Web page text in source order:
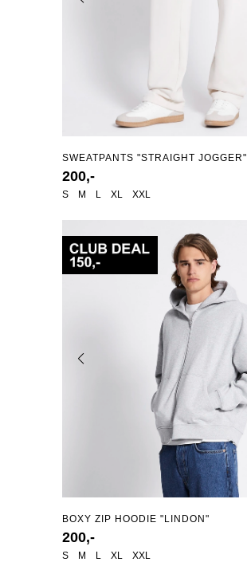
S M L XL XXL
SWEATPANTS "STRAIGHT JOGGER"
200,-
S M L XL XXL
BOXY ZIP HOODIE "LINDON"
200,-